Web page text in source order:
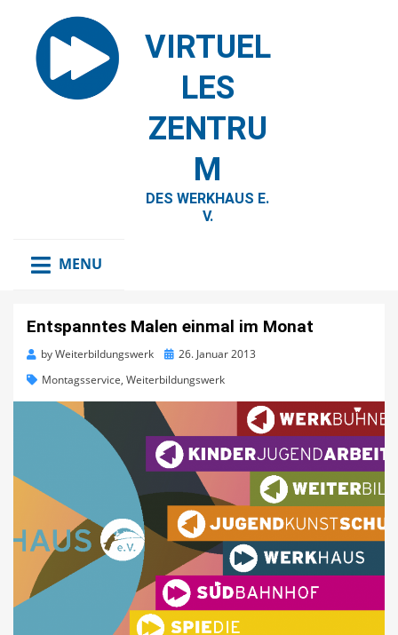
VIRTUEL
LES
ZENTRU
M
DES WERKHAUS E.
V.
MENU
Entspanntes Malen einmal im Monat
byWeiterbildungswerk
Posted26. Januar 2013
Montagsservice, Weiterbildungswerk